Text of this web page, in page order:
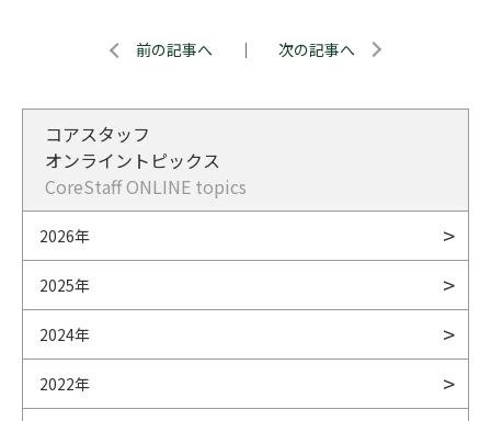
前の記事へ ｜ 次の記事へ
コアスタッフ
オンライントピックス
CoreStaff ONLINE topics
2026年
2025年
2024年
2022年